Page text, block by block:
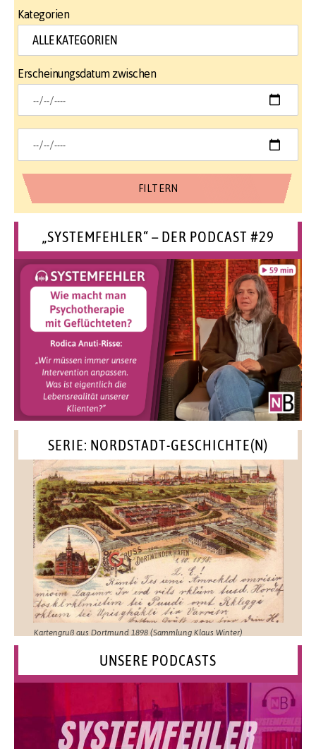
Kategorien
Erscheinungsdatum zwischen
„SYSTEMFEHLER“ – DER PODCAST #29
SERIE: NORDSTADT-GESCHICHTE(N)
Kartengruß aus Dortmund 1898 (Sammlung Klaus Winter)
UNSERE PODCASTS